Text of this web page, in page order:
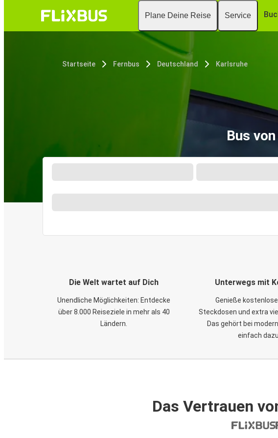
Plane Deine Reise Service
Startseite Fernbus Deutschland Karlsruhe
Bus
Die Welt wartet auf Dich
Unendliche Möglichkeiten: Entdecke
über 8.000 Reiseziele in mehr als 40
Ländern.
Unterwegs mit
Genieße
Steckdosen und extra
Das gehört bei
einfach dazu.
Das Vertrauen